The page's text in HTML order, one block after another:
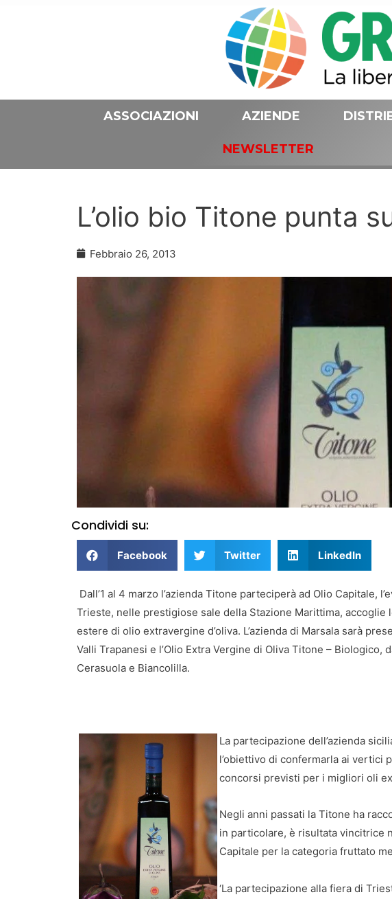
ASSOCIAZIONI AZIENDE
NEWSLETTER
L’olio bio Titone punta
Febbraio 26, 2013
Condividi su:
Facebook Twitter LinkedIn
Dall’1 al 4 marzo l’azienda Titone parteciperà ad Olio Capitale,
Trieste, nelle prestigiose sale della Stazione Marittima,
estere di olio extravergine d’oliva. L’azienda di Marsala sarà
Valli Trapanesi e l’Olio Extra Vergine di Oliva Titone – Biologico,
Cerasuola e Biancolilla.
La partecipazione dell’azienda
l’obiettivo di confermarla ai vertici
concorsi previsti per i migliori oli
Negli anni passati la Titone ha
in particolare, è risultata vincitrice
Capitale per la categoria fruttato
‘La partecipazione alla fiera di